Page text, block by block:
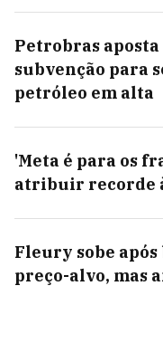
Petrobras
subvenção para
petróleo em alta
'Meta é para os
atribuir recorde
Fleury sobe após
preço-alvo, mas